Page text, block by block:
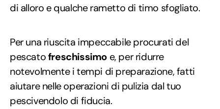
di alloro e qualche rametto di timo sfogliato.
Per una riuscita impeccabile procurati del
pescatofreschissimo e, per ridurre
notevolmente i tempi di preparazione, fatti
aiutare nelle operazioni di pulizia dal tuo
pescivendolo di fiducia.